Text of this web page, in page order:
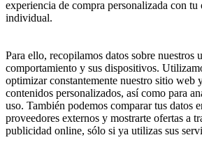
experiencia de compra personalizada con tu
individual.
Para ello, recopilamos datos sobre nuestros
comportamiento y sus dispositivos.
optimizar constantemente nuestro sitio web
contenidos personalizados, así como para
uso. También podemos comparar tus datos
proveedores externos y mostrarte ofertas a
publicidad online, sólo si ya utilizas sus